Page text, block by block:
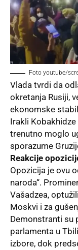
Foto youtube/
Vlada tvrdi da
okretanja Rusiji,
ekonomske
Irakli Kobakhidze
trenutno moglo
sporazume
Reakcije
Opozicija je ovu
naroda“.
Vašadzea,
Moskvi i za
Demonstranti su
parlamenta u
izbore, dok